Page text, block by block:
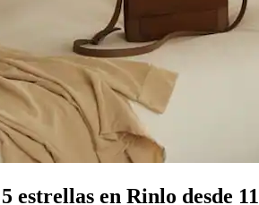
estrellas en Rinlo desde